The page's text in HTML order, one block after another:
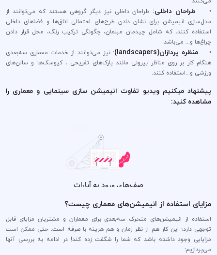
• طراحان داخلی: طراحان داخلی نیز دیگر گروهی هستند که می‌توانند از
مدل‌سازی انیمیشن برای نشان دادن طرح‌های احتمالی اتاق‌ها و فضا‌های داخلی
استفاده کنند، که شامل چیدمان مبلمان، چگونگی ترکیب رنگ، محل قرار دادن
چراغ‌ها و... می‌باشد.
• منظره پردازان(landscapers)
: نیز می‌توانند از خدمات معماری سه‌بعدی
هنگام کار بر روی مناظر بیرونی مانند پارک‌های تفریحی ، کیوسک‌ها و سالن‌های
ورزشی و...استفاده کنند.
پیشنهاد میکنیم ویدیو تفاوت انیمیشن سازی سینمایی و معماری را
مشاهده کنید:
مزایای استفاده از انیمیشن‌های معماری چیست؟
استفاده از انیمیشن‌های متحرک سه‌بعدی برای معماران و مشتریان مزایای قابل
توجهی دارد؛ این کار هم از نظر زمان و هم هزینه با صرفه است. حتی ممکن است
مزایایی وجود داشته باشد که شما را شگفت زده کند! در ادامه به بررسی آنها
می‌پردازیم: